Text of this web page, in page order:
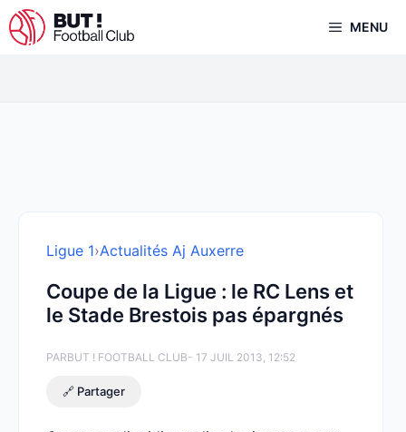
Aller
au
MENU
Ligue 1›Actualités Aj Auxerre
Coupe de la Ligue : le RC Lens et
le Stade Brestois pas épargnés
PARBUT ! FOOTBALL CLUB- 17 JUIL 2013, 12:52
🔗 Partager